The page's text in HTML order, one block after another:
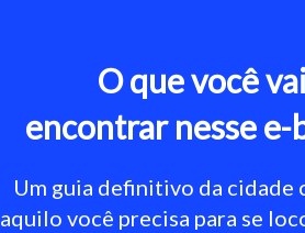
O que você
encontrar nesse e-
Um guia definitivo da cidade
aquilo você precisa para se